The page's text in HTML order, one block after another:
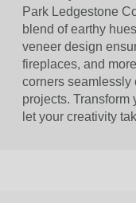
Park Ledgestone
blend of earthy
veneer design
fireplaces, and
corners seamlessly
projects. Transform
let your creativity